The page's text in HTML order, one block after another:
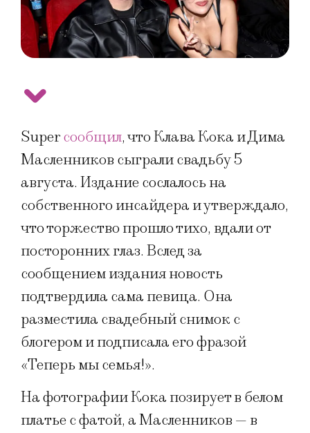
Superсообщил, что Клава Кока и Дима
Масленников сыграли свадьбу 5
августа. Издание сослалось на
собственного инсайдера и утверждало,
что торжество прошло тихо, вдали от
посторонних глаз. Вслед за
сообщением издания новость
подтвердила сама певица. Она
разместила свадебный снимок с
блогером и подписала его фразой
«Теперь мы семья!».
На фотографии Кока позирует в белом
платье с фатой, а Масленников — в